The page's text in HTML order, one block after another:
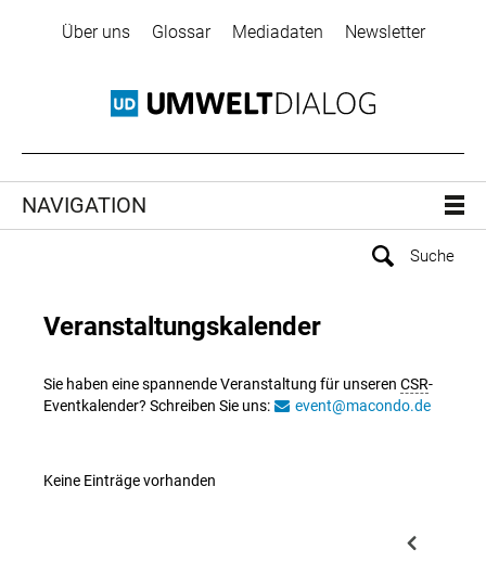
Über uns Glossar Mediadaten Newsletter
NAVIGATION
Veranstaltungskalender
Sie haben eine spannende Veranstaltung für unseren CSR-
Eventkalender? Schreiben Sie uns:
event@macondo.de
Keine Einträge vorhanden